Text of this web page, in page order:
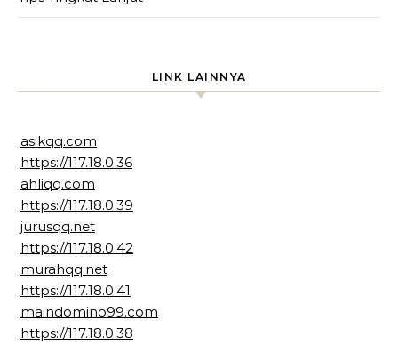
LINK LAINNYA
asikqq.com
https://117.18.0.36
ahliqq.com
https://117.18.0.39
jurusqq.net
https://117.18.0.42
murahqq.net
https://117.18.0.41
maindomino99.com
https://117.18.0.38